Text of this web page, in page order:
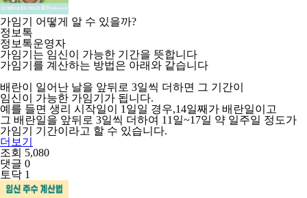
가임기 어떻게 알 수 있을까?
정보톡
정보톡운영자
가임기는 임신이 가능한 기간을 뜻합니다
가임기를 계산하는 방법은 아래와 같습니다
배란이 일어난 날을 앞뒤로 3일씩 더하면 그 기간이
임신이 가능한 가임기가 됩니다.
예를 들면 생리 시작일이 1일일 경우,14일째가 배란일이고
그 배란일을 앞뒤로 3일씩 더하여 11일~17일 약 일주일 정도가
가임기 기간이라고 할 수 있습니다.
더보기
조회 5,080
댓글 0
토닥 1